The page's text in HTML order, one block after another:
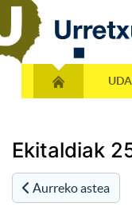
Ekitaldiak
Aurreko astea